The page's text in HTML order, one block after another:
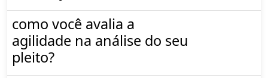
como você avalia a
agilidade na análise do seu
pleito?